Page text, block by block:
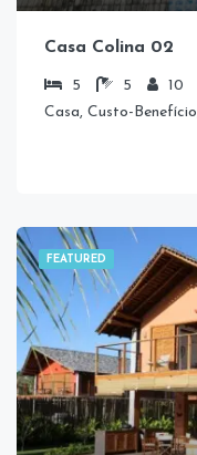
Casa Colina 02
5 5
10
Casa, Custo-
FEATURED